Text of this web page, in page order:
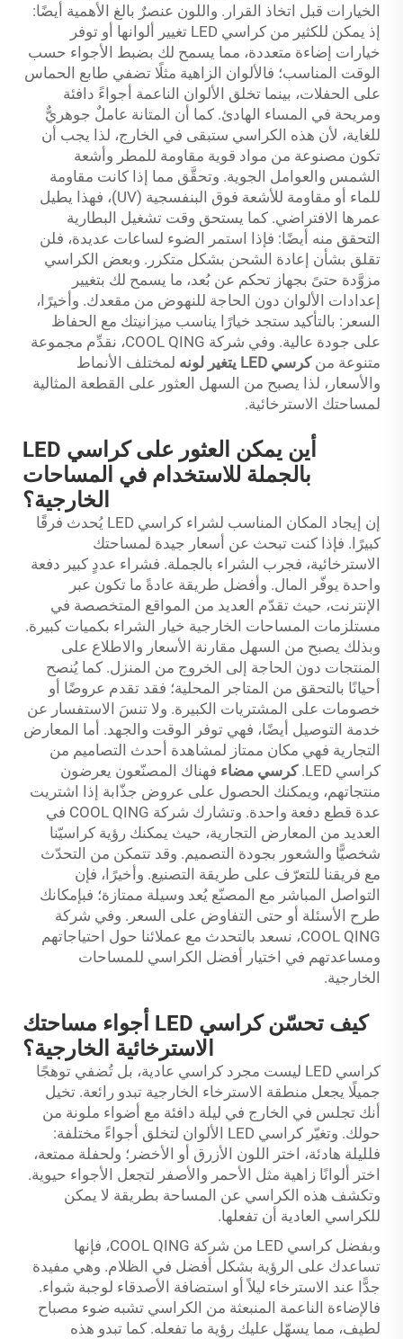
الخيارات قبل اتخاذ القرار. واللون عنصرٌ بالغ الأهمية أيضًا:
إذ يمكن للكثير من كراسي LED تغيير ألوانها أو توفر
خيارات إضاءة متعددة، مما يسمح لك بضبط الأجواء حسب
الوقت المناسب؛ فالألوان الزاهية مثلًا تضفي طابع الحماس
على الحفلات، بينما تخلق الألوان الناعمة أجواءً دافئة
ومريحة في المساء الهادئ. كما أن المتانة عاملٌ جوهريٌّ
للغاية، لأن هذه الكراسي ستبقى في الخارج، لذا يجب أن
تكون مصنوعة من مواد قوية مقاومة للمطر وأشعة
الشمس والعوامل الجوية. وتحقَّق مما إذا كانت مقاومة
للماء أو مقاومة للأشعة فوق البنفسجية (UV)، فهذا يطيل
عمرها الافتراضي. كما يستحق وقت تشغيل البطارية
التحقق منه أيضًا: فإذا استمر الضوء لساعات عديدة، فلن
تقلق بشأن إعادة الشحن بشكل متكرر. وبعض الكراسي
مزوَّدة حتىً بجهاز تحكم عن بُعد، ما يسمح لك بتغيير
إعدادات الألوان دون الحاجة للنهوض من مقعدك. وأخيرًا،
السعر: بالتأكيد ستجد خيارًا يناسب ميزانيتك مع الحفاظ
على جودة عالية. وفي شركة COOL QING، نقدِّم مجموعة
متنوعة منكرسي LED يتغير لونه
لمختلف الأنماط
والأسعار، لذا يصبح من السهل العثور على القطعة المثالية
لمساحتك الاسترخائية.
أين يمكن العثور على كراسي LED
بالجملة للاستخدام في المساحات
الخارجية؟
إن إيجاد المكان المناسب لشراء كراسي LED يُحدث فرقًا
كبيرًا. فإذا كنت تبحث عن أسعار جيدة لمساحتك
الاسترخائية، فجرب الشراء بالجملة. فشراء عددٍ كبير دفعة
واحدة يوفّر المال. وأفضل طريقة عادةً ما تكون عبر
الإنترنت، حيث تقدّم العديد من المواقع المتخصصة في
مستلزمات المساحات الخارجية خيار الشراء بكميات كبيرة.
وبذلك يصبح من السهل مقارنة الأسعار والاطلاع على
المنتجات دون الحاجة إلى الخروج من المنزل. كما يُنصح
أحيانًا بالتحقق من المتاجر المحلية؛ فقد تقدم عروضًا أو
خصومات على المشتريات الكبيرة. ولا تنسَ الاستفسار عن
خدمة التوصيل أيضًا، فهي توفر الوقت والجهد. أما المعارض
التجارية فهي مكان ممتاز لمشاهدة أحدث التصاميم من
كراسي LED.
كرسي مضاء فهناك المصنّعون يعرضون
منتجاتهم، ويمكنك الحصول على عروض جذّابة إذا اشتريت
عدة قطع دفعة واحدة. وتشارك شركة COOL QING في
العديد من المعارض التجارية، حيث يمكنك رؤية كراسيّنا
شخصيًّا والشعور بجودة التصميم. وقد تتمكن من التحدّث
مع فريقنا للتعرّف على طريقة التصنيع. وأخيرًا، فإن
التواصل المباشر مع المصنّع يُعد وسيلة ممتازة؛ فبإمكانك
طرح الأسئلة أو حتى التفاوض على السعر. وفي شركة
COOL QING، نسعد بالتحدث مع عملائنا حول احتياجاتهم
ومساعدتهم في اختيار أفضل الكراسي للمساحات
الخارجية.
كيف تحسّن كراسي LED أجواء مساحتك
الاسترخائية الخارجية؟
كراسي LED ليست مجرد كراسي عادية، بل تُضفي توهجًا
جميلًا يجعل منطقة الاسترخاء الخارجية تبدو رائعة. تخيل
أنك تجلس في الخارج في ليلة دافئة مع أضواء ملونة من
حولك. وتغيّر كراسي LED الألوان لتخلق أجواءً مختلفة:
فلليلة هادئة، اختر اللون الأزرق أو الأخضر؛ ولحفلة ممتعة،
اختر ألوانًا زاهية مثل الأحمر والأصفر لتجعل الأجواء حيوية.
وتكشف هذه الكراسي عن المساحة بطريقة لا يمكن
للكراسي العادية أن تفعلها.
وبفضل كراسي LED من شركة COOL QING، فإنها
تساعدك على الرؤية بشكل أفضل في الظلام. وهي مفيدة
جدًّا عند الاسترخاء ليلاً أو استضافة الأصدقاء لوجبة شواء.
فالإضاءة الناعمة المنبعثة من الكراسي تشبه ضوء مصباح
لطيف، مما يسهّل عليك رؤية ما تفعله. كما تبدو هذه